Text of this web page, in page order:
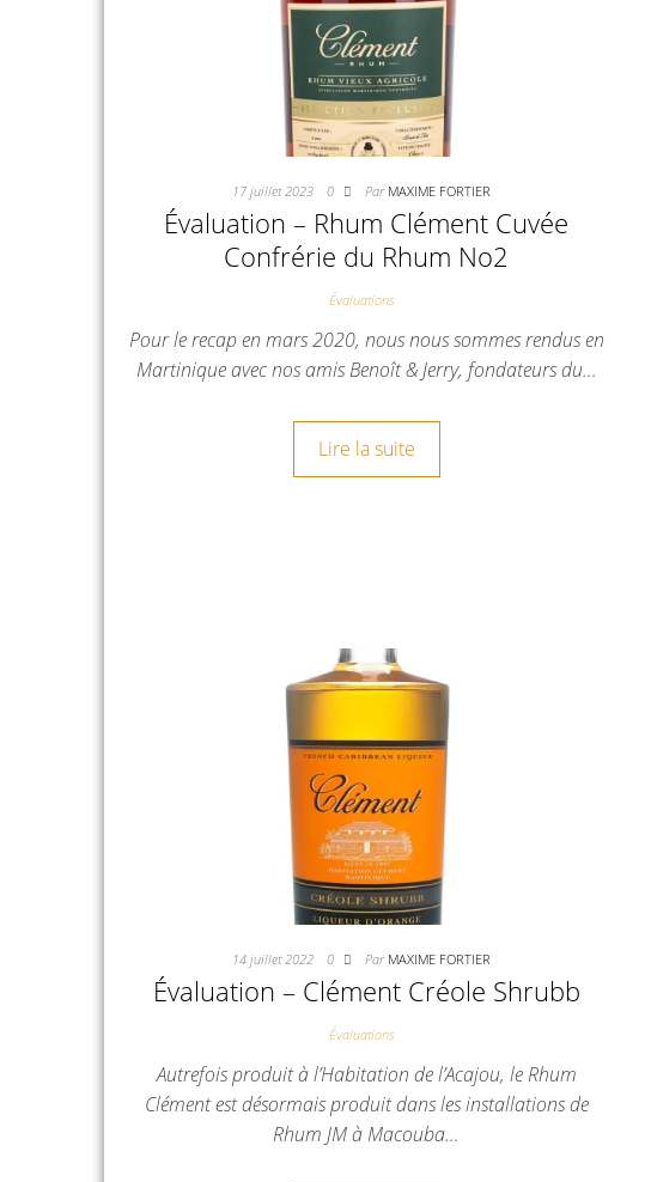
17 juillet 2023 0 Par MAXIME FORTIER
Évaluation – Rhum Clément Cuvée
Confrérie du Rhum No2
Évaluations
Pour le recap en mars 2020, nous nous sommes rendus en
Martinique avec nos amis Benoît & Jerry, fondateurs du…
Lire la suite
14 juillet 2022 0 Par MAXIME FORTIER
Évaluation – Clément Créole Shrubb
Évaluations
Autrefois produit à l’Habitation de l’Acajou, le Rhum
Clément est désormais produit dans les installations de
Rhum JM à Macouba…